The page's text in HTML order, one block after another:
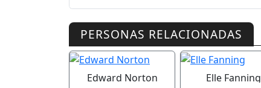
PERSONAS RELACIONADAS
Edward Norton Elle Fanning